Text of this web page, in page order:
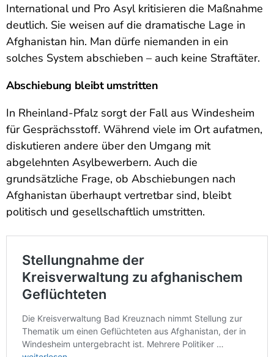
International und Pro Asyl kritisieren die Maßnahme
deutlich. Sie weisen auf die dramatische Lage in
Afghanistan hin. Man dürfe niemanden in ein
solches System abschieben – auch keine Straftäter.
Abschiebung bleibt umstritten
In Rheinland-Pfalz sorgt der Fall aus Windesheim
für Gesprächsstoff. Während viele im Ort aufatmen,
diskutieren andere über den Umgang mit
abgelehnten Asylbewerbern. Auch die
grundsätzliche Frage, ob Abschiebungen nach
Afghanistan überhaupt vertretbar sind, bleibt
politisch und gesellschaftlich umstritten.